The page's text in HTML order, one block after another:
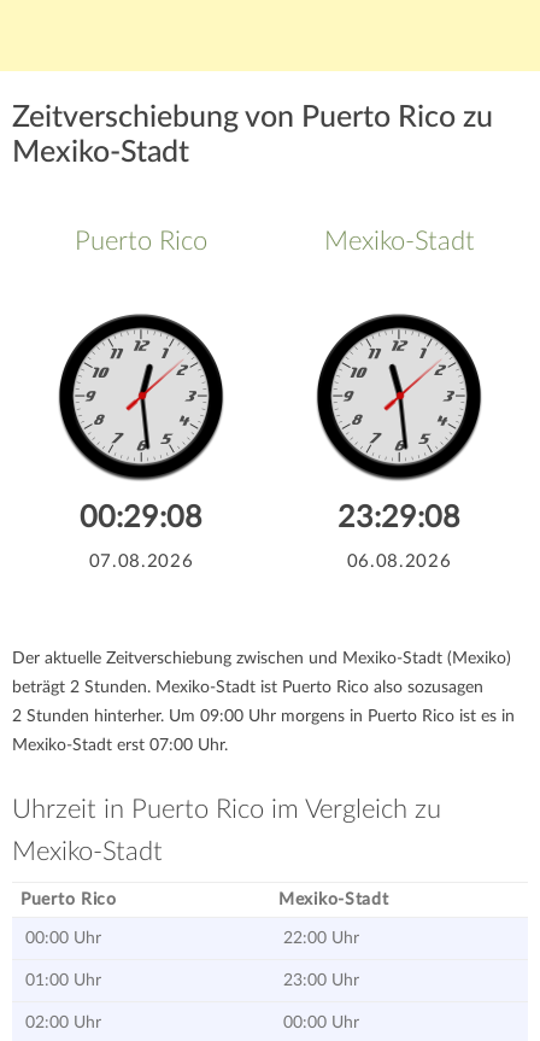
Zeitverschiebung von Puerto Rico zu
Mexiko-Stadt
Puerto Rico
00:29:08
07.08.2026
Mexiko-Stadt
23:29:08
06.08.2026
Der aktuelle Zeitverschiebung zwischen und Mexiko-Stadt (Mexiko)
beträgt 2 Stunden. Mexiko-Stadt ist Puerto Rico also sozusagen
2 Stunden hinterher. Um 09:00 Uhr morgens in Puerto Rico ist es in
Mexiko-Stadt erst 07:00 Uhr.
Uhrzeit in Puerto Rico im Vergleich zu
Mexiko-Stadt
Puerto Rico Mexiko-Stadt
00:00 Uhr 22:00 Uhr
01:00 Uhr 23:00 Uhr
02:00 Uhr 00:00 Uhr